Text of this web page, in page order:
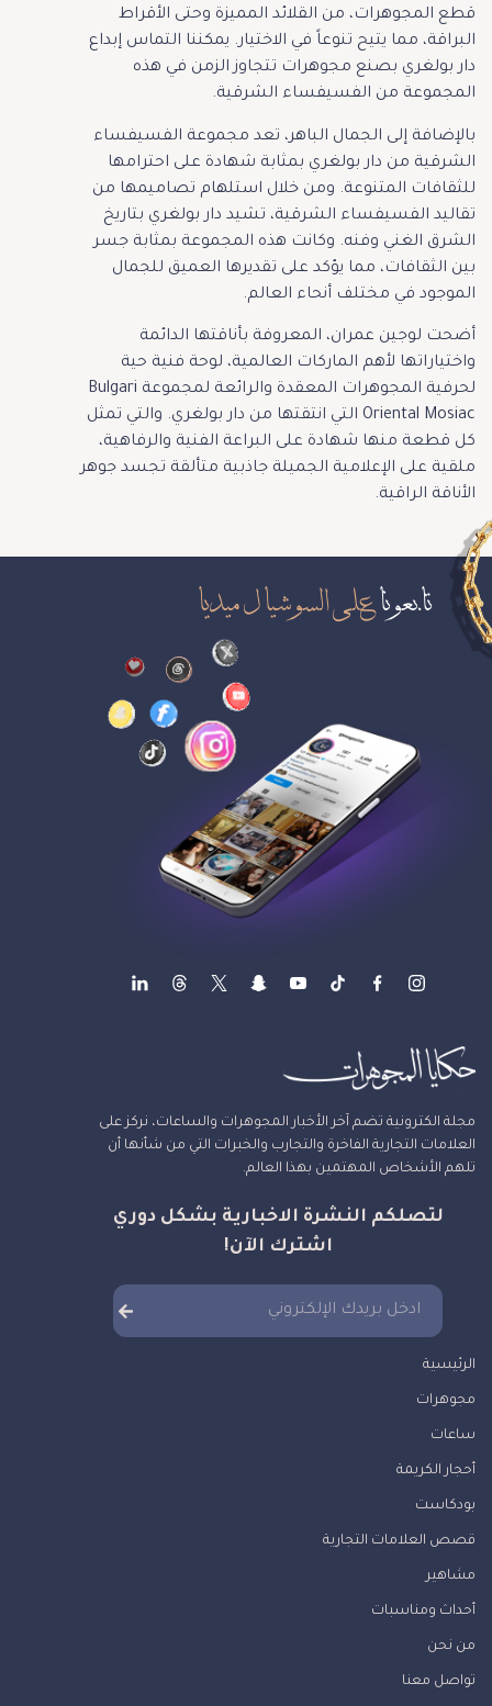
قطع المجوهرات، من القلائد المميزة وحتى الأقراط
البراقة، مما يتيح تنوعاً في الاختيار. يمكننا التماس إبداع
دار بولغري بصنع مجوهرات تتجاوز الزمن في هذه
المجموعة من الفسيفساء الشرقية.
بالإضافة إلى الجمال الباهر، تعد مجموعة الفسيفساء
الشرقية من دار بولغري بمثابة شهادة على احترامها
للثقافات المتنوعة. ومن خلال استلهام تصاميمها من
تقاليد الفسيفساء الشرقية، تشيد دار بولغري بتاريخ
الشرق الغني وفنه. وكانت هذه المجموعة بمثابة جسر
بين الثقافات، مما يؤكد على تقديرها العميق للجمال
الموجود في مختلف أنحاء العالم.
أضحت لوجين عمران، المعروفة بأناقتها الدائمة
واختياراتها لأهم الماركات العالمية، لوحة فنية حية
لحرفية المجوهرات المعقدة والرائعة لمجموعة Bulgari
Oriental Mosiac التي انتقتها من دار بولغري. والتي تمثل
كل قطعة منها شهادة على البراعة الفنية والرفاهية،
ملقية على الإعلامية الجميلة جاذبية متألقة تجسد جوهر
الأناقة الراقية.
تابعوناعلى السوشيال ميديا
مجلة الكترونية تضم آخر الأخبار المجوهرات والساعات، نركز على
العلامات التجارية الفاخرة والتجارب والخبرات التي من شأنها أن
تلهم الأشخاص المهتمين بهذا العالم.
لتصلكم النشرة الاخبارية بشكل دوري
اشترك الآن!
الرئيسية
مجوهرات
ساعات
أحجار الكريمة
بودكاست
قصص العلامات التجارية
مشاهير
أحداث ومناسبات
من نحن
تواصل معنا